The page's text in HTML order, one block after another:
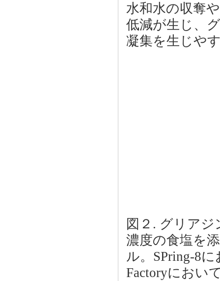
水和水の収奪
低減が生じ、
凝集を生じや
図２. グリアジ
濃度の食塩を
ル。SPring-8
Factoryにおい